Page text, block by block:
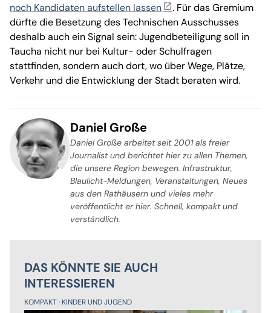
noch Kandidaten aufstellen lassen
. Für das Gremium
dürfte die Besetzung des Technischen Ausschusses
deshalb auch ein Signal sein: Jugendbeteiligung soll in
Taucha nicht nur bei Kultur- oder Schulfragen
stattfinden, sondern auch dort, wo über Wege, Plätze,
Verkehr und die Entwicklung der Stadt beraten wird.
Daniel Große
Daniel Große arbeitet seit 2001 als freier
Journalist und berichtet hier zu allen Themen,
die unsere Region bewegen. Infrastruktur,
Blaulicht-Meldungen, Veranstaltungen, Neues
aus den Rathäusern und vieles mehr
veröffentlicht er hier. Schnell, kompakt und
verständlich.
DAS KÖNNTE SIE AUCH
INTERESSIEREN
KOMPAKT KINDER UND JUGEND